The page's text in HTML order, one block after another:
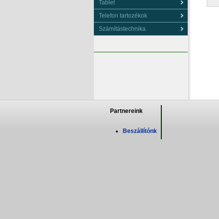
Tablet
Telefon tartozékok
Számítástechnika
Partnereink
Beszállítónk